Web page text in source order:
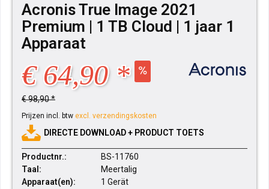
Acronis True Image 2021
Premium | 1 TB Cloud | 1 jaar 1
Apparaat
€ 64,90 *
€ 98,90 *
Prijzen incl. btw excl. verzendingskosten
DIRECTE DOWNLOAD + PRODUCT TOETS
Productnr.:
BS-11760
Taal:
Meertalig
Apparaat(en):
1 Gerät